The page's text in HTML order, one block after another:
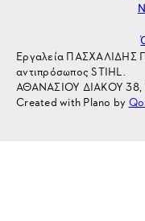
Εργαλεία ΠΑΣΧΑΛΙΔΗΣ
αντιπρόσωπος STIHL.
ΑΘΑΝΑΣΙΟΥ ΔΙΑΚΟΥ
Created with Plano by